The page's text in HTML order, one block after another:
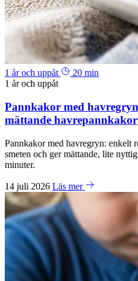
1 år och uppåt
20 min
1 år och uppåt
Pannkakor med
mättande havrepannkakor
Pannkakor med havregryn: enkelt
smeten och ger mättande, lite
minuter.
14 juli 2026 Läs mer